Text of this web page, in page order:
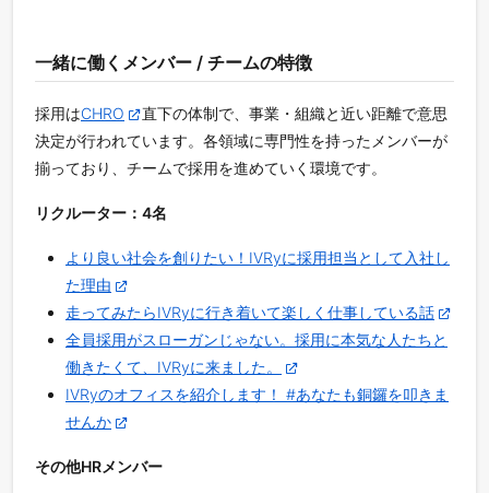
一緒に働くメンバー / チームの特徴
採用はCHRO
直下の体制で、事業・組織と近い距離で意思
決定が行われています。各領域に専門性を持ったメンバーが
揃っており、チームで採用を進めていく環境です。
リクルーター：4名
より良い社会を創りたい！IVRyに採用担当として入社し
た理由
走ってみたらIVRyに行き着いて楽しく仕事している話
全員採用がスローガンじゃない。採用に本気な人たちと
働きたくて、IVRyに来ました。
IVRyのオフィスを紹介します！ #あなたも銅鑼を叩きま
せんか
その他HRメンバー